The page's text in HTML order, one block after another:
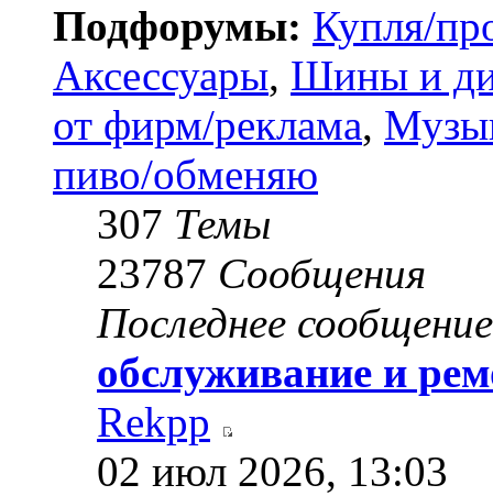
Подфорумы: Купля/
Аксессуары, Шины и
от фирм/реклама,
пиво/обменяю
307 Темы
23787 Сообщения
Последнее сообщение
обслуживание и
Rekpp
02 июл 2026, 13:03